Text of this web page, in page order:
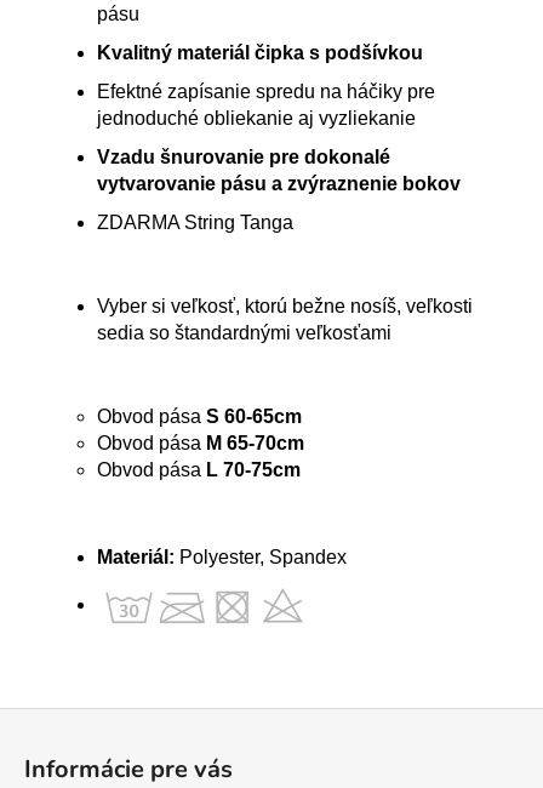
pásu
Kvalitný materiál čipka s podšívkou
Efektné zapísanie spredu na háčiky pre
jednoduché obliekanie aj vyzliekanie
Vzadu šnurovanie pre dokonalé
vytvarovanie pásu a zvýraznenie bokov
ZDARMA String Tanga
Vyber si veľkosť, ktorú bežne nosíš, veľkosti
sedia so štandardnými veľkosťami
Obvod pása S 60-65cm
Obvod pása M 65-70cm
Obvod pása L 70-75cm
Materiál: Polyester, Spandex
Informácie pre vás